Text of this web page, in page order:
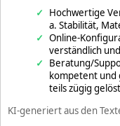
Hochwertige
a. Stabilität,
Online-
verständlich
Beratung/
kompetent und
teils zügig
KI-generiert aus den